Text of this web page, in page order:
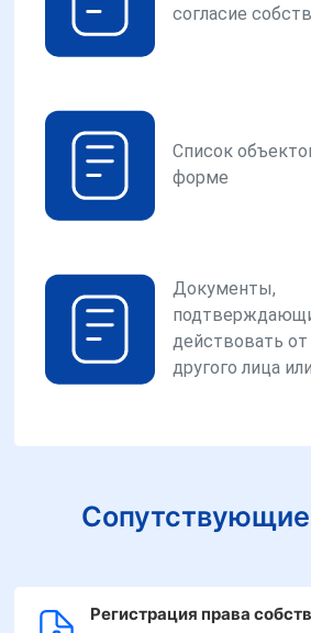
согласие
Список
форме
Документы,
действовать
другого лица
Сопутствующие
Регистрация права